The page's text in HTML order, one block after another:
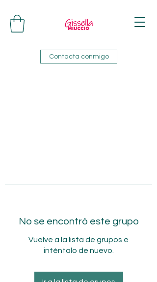
Contacta conmigo
No se encontró este grupo
Vuelve a la lista de grupos e
inténtalo de nuevo.